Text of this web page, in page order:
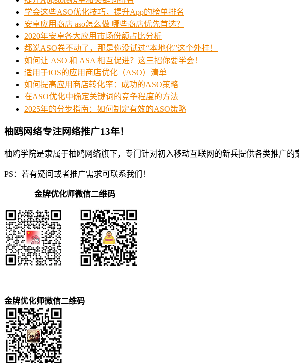
学会这些ASO优化技巧，提升App的榜单排名
安卓应用商店 aso怎么做 哪些商店优先首选？
2020年安卓各大应用市场份额占比分析
都说ASO卷不动了，那是你没试过“本地化”这个外挂！
如何让 ASO 和 ASA 相互促进？这三招你要学会！
适用于iOS的应用商店优化（ASO）清单
如何提高应用商店转化率：成功的ASO策略
在ASO优化中确定关键词的竞争程度的方法
2025年的分步指南：如何制定有效的ASO策略
柚鸥网络专注网络推广13年！
柚鸥学院是隶属于柚鸥网络旗下，专门针对初入移动互联网的新兵提供各类推广的
PS：若有疑问或者推广需求可联系我们！
金牌优化师微信二维码
金牌优化师微信二维码